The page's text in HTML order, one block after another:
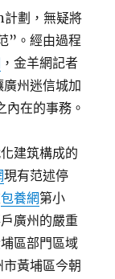
劃，無疑將
”。經由過程
，金羊網記者
州迷信城加
在的事務。
建筑構成的
現有范述停
包養網第小
廣州的嚴重
區部門區域
黃埔區今朝